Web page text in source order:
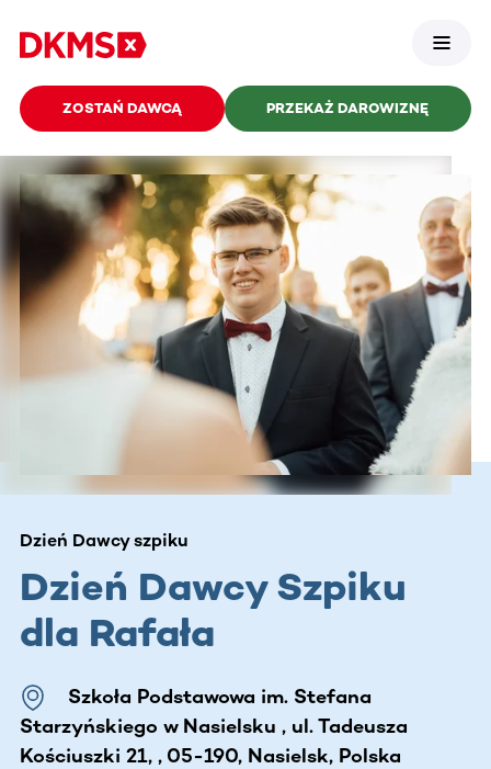
ZOSTAŃ DAWCĄ PRZEKAŻ DAROWIZNĘ
Dzień Dawcy szpiku
Dzień Dawcy Szpiku
dla Rafała
Szkoła Podstawowa im. Stefana
Starzyńskiego w Nasielsku , ul. Tadeusza
Kościuszki 21, , 05-190, Nasielsk, Polska